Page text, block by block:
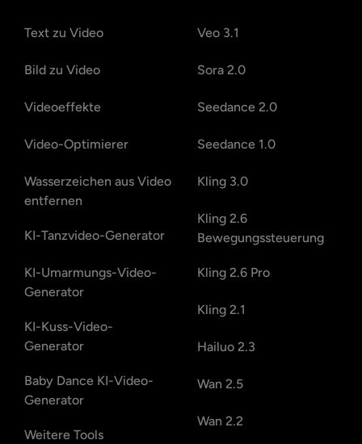
Text zu Video
Bild zu Video
Videoeffekte
Video-Optimierer
Wasserzeichen aus Video
entfernen
KI-Tanzvideo-Generator
KI-Umarmungs-Video-
Generator
KI-Kuss-Video-
Generator
Baby Dance KI-Video-
Generator
Weitere Tools
Veo 3.1
Sora 2.0
Seedance 2.0
Seedance 1.0
Kling 3.0
Kling 2.6
Bewegungssteuerung
Kling 2.6 Pro
Kling 2.1
Hailuo 2.3
Wan 2.5
Wan 2.2